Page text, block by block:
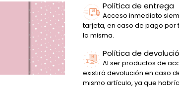
Política de entrega
Acceso inmediato
tarjeta, en caso de pago
la misma.
Política de
Al ser productos de
existirá devolución en caso
mismo artículo, ya que